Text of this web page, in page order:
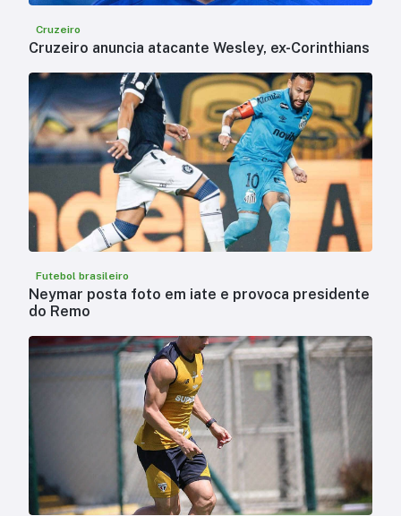
Cruzeiro
Cruzeiro anuncia atacante Wesley, ex-Corinthians
Futebol brasileiro
Neymar posta foto em iate e provoca presidente
do Remo